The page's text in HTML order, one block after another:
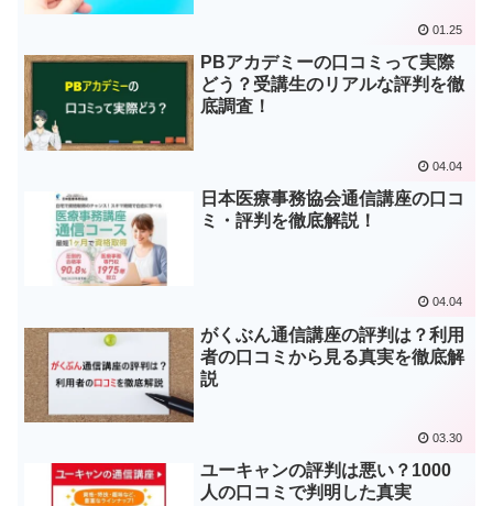
01.25
PBアカデミーの口コミって実際
どう？受講生のリアルな評判を徹
底調査！
04.04
日本医療事務協会通信講座の口コ
ミ・評判を徹底解説！
04.04
がくぶん通信講座の評判は？利用
者の口コミから見る真実を徹底解
説
03.30
ユーキャンの評判は悪い？1000
人の口コミで判明した真実